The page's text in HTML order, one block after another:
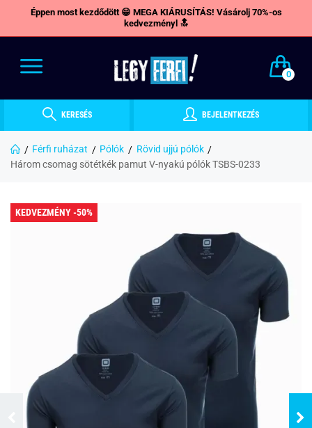
Éppen most kezdődött 😁 MEGA KIÁRUSÍTÁS! Vásárolj 70%-os
kedvezményl 🔝
0
KERESÉS BEJELENTKEZÉS
Férfi ruházat Pólók
Rövid ujjú pólók
Három csomag sötétkék pamut V-nyakú pólók TSBS-0233
KEDVEZMÉNY -50%